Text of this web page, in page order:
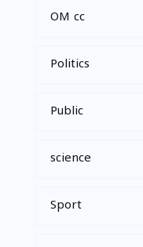
OM cc
Politics
Public
science
Sport